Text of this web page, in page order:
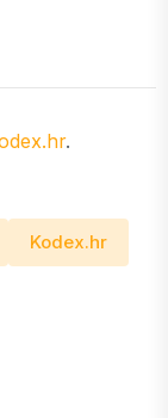
.
Kodex.hr